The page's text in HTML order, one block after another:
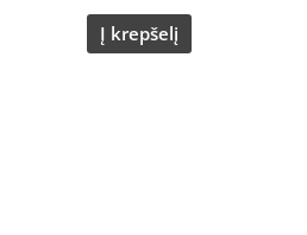
Į krepšelį